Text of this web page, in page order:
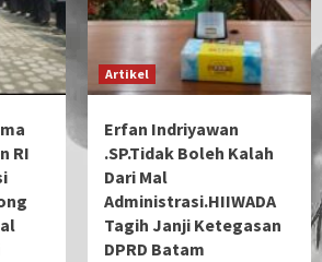
RI
Artikel
Erfan Indriyawan
.SP.Tidak Boleh Kalah
Dari Mal
Administrasi.HIIWADA
Tagih Janji Ketegasan
DPRD Batam